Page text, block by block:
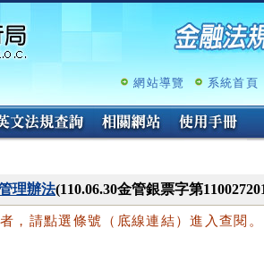
跳
容
網站導覽 系統首頁
理辦法(110.06.30金管銀票字第
，請點選條號（底線連結）進入查閱。